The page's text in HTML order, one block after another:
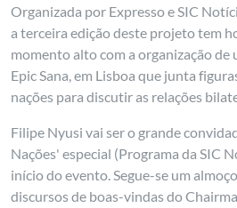
Organizada por Expresso e SIC
a terceira edição deste projeto tem
momento alto com a organização de
Epic Sana, em Lisboa que junta
nações para discutir as relações
Filipe Nyusi vai ser o grande
Nações' especial (Programa da SIC
início do evento. Segue-se um
discursos de boas-vindas do